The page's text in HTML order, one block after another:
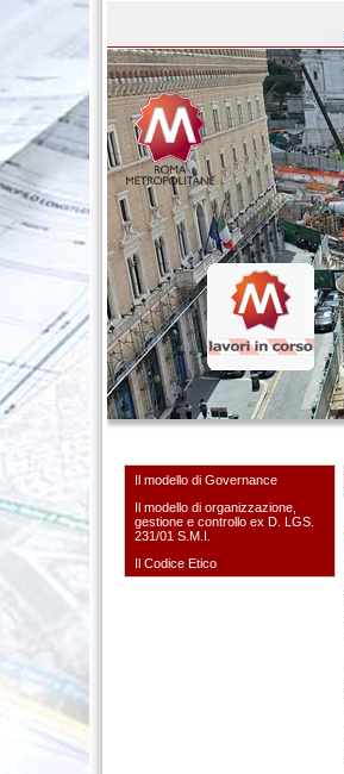
Il modello di Governance
Il modello di organizzazione,
gestione e controllo ex D. LGS.
231/01 S.M.I.
Il Codice Etico